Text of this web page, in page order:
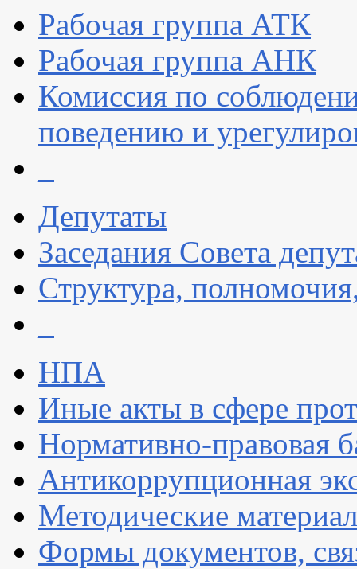
Рабочая группа АТК
Рабочая группа АНК
Комиссия по
поведению и
Депутаты
Заседания Совета
Структура,
НПА
Иные акты в сфере
Нормативно-правовая
Антикоррупционная
Методические
Формы документов,